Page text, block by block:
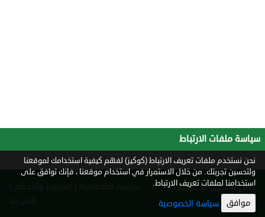
جميع الحقوق محفوظة ©
2026
سياسة ملفات الارتباط
نحن نستخدم ملفات تعريف الارتباط (كوكيز) لفهم كيفية استخدامك لموقعنا
ولتحسين تجربتك. من خلال الاستمرار في استخدام موقعنا ، فإنك توافق على
استخدامنا لملفات تعريف الارتباط.
موافق سياسة الخصوصية